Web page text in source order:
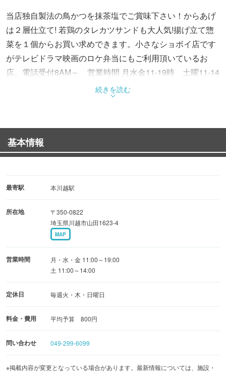
当店独自製法の鳥かつを抹茶塩でご賞味下さい！からあげ
は２層仕立て! 若鶏のタレカツサンドも大人気!揚げ立て惣
菜を１個からお買い求めできます。小さなショボイ店です
がテレビドラマ映画のロケ弁当にもご利用頂いているお
店。電話受付8AM～ 営業時間 月水金11-19時 土曜11-14
時 詳しくはLINE@・食べログ・facebooをご覧下さい。
営業日外の大口注文も承ります
続きを読む
基本情報
最寄駅 本川越駅
所在地
〒350-0822
埼玉県川越市山田1623-4
MAP
営業時間
月・水・金 11:00～19:00
土 11:00～14:00
定休日 毎週火・木・日曜日
料金・費用 平均予算 800円
問い合わせ 049-299-6099
※掲載内容が変更となっている場合があります。最新情報については、施設・